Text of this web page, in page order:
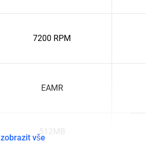
7200 RPM
EAMR
512MB
zobrazit vše